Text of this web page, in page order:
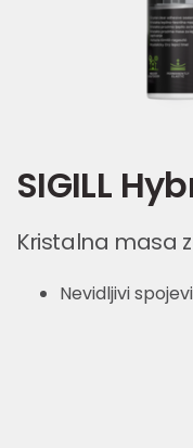
SIGILL
Kristalna masa
Nevidljivi spojevi